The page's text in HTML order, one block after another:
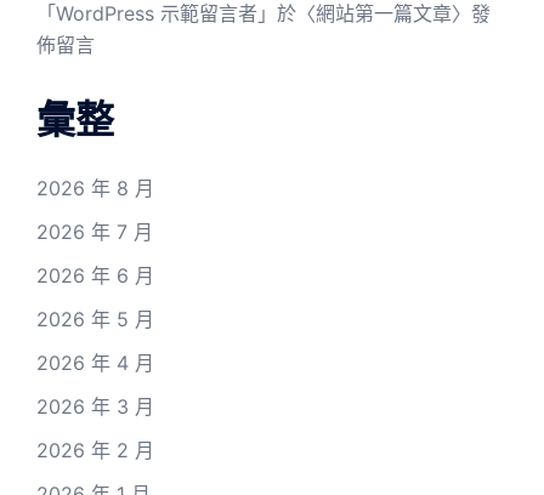
「 WordPress 示範留言者 」於〈網站第一篇文章〉發
佈留言
彙整
2026 年 8 月
2026 年 7 月
2026 年 6 月
2026 年 5 月
2026 年 4 月
2026 年 3 月
2026 年 2 月